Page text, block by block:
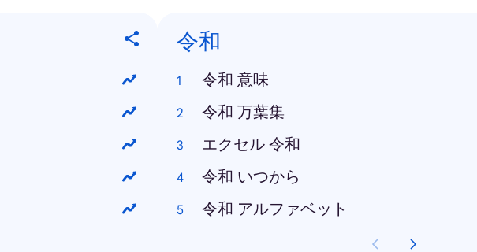
令和
令和 意味
令和 万葉集
エクセル 令和
令和 いつから
令和 アルファベット